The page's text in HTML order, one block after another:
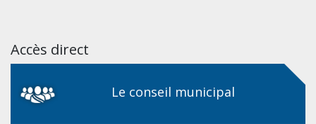
Accès direct
Le conseil municipal